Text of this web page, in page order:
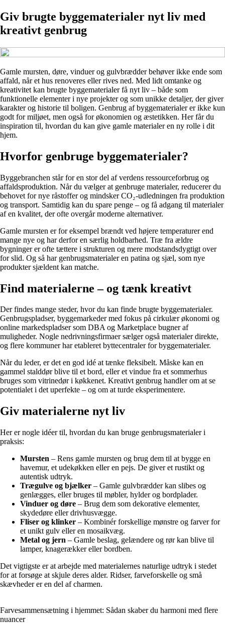
Giv brugte byggematerialer nyt liv med
kreativt genbrug
Gamle mursten, døre, vinduer og gulvbrædder behøver ikke ende som
affald, når et hus renoveres eller rives ned. Med lidt omtanke og
kreativitet kan brugte byggematerialer få nyt liv – både som
funktionelle elementer i nye projekter og som unikke detaljer, der giver
karakter og historie til boligen. Genbrug af byggematerialer er ikke kun
godt for miljøet, men også for økonomien og æstetikken. Her får du
inspiration til, hvordan du kan give gamle materialer en ny rolle i dit
hjem.
Hvorfor genbruge byggematerialer?
Byggebranchen står for en stor del af verdens ressourceforbrug og
affaldsproduktion. Når du vælger at genbruge materialer, reducerer du
behovet for nye råstoffer og mindsker CO₂-udledningen fra produktion
og transport. Samtidig kan du spare penge – og få adgang til materialer
af en kvalitet, der ofte overgår moderne alternativer.
Gamle mursten er for eksempel brændt ved højere temperaturer end
mange nye og har derfor en særlig holdbarhed. Træ fra ældre
bygninger er ofte tættere i strukturen og mere modstandsdygtigt over
for slid. Og så har genbrugsmaterialer en patina og sjæl, som nye
produkter sjældent kan matche.
Find materialerne – og tænk kreativt
Der findes mange steder, hvor du kan finde brugte byggematerialer.
Genbrugspladser, byggemarkeder med fokus på cirkulær økonomi og
online markedspladser som DBA og Marketplace bugner af
muligheder. Nogle nedrivningsfirmaer sælger også materialer direkte,
og flere kommuner har etableret byttecentraler for byggematerialer.
Når du leder, er det en god idé at tænke fleksibelt. Måske kan en
gammel stalddør blive til et bord, eller et vindue fra et sommerhus
bruges som vitrinedør i køkkenet. Kreativt genbrug handler om at se
potentialet i det uperfekte – og om at turde eksperimentere.
Giv materialerne nyt liv
Her er nogle idéer til, hvordan du kan bruge genbrugsmaterialer i
praksis:
Mursten – Rens gamle mursten og brug dem til at bygge en
havemur, et udekøkken eller en pejs. De giver et rustikt og
autentisk udtryk.
Trægulve og bjælker – Gamle gulvbrædder kan slibes og
genlægges, eller bruges til møbler, hylder og bordplader.
Vinduer og døre – Brug dem som dekorative elementer,
skydedøre eller drivhusvægge.
Fliser og klinker – Kombinér forskellige mønstre og farver for
et unikt gulv eller en mosaikvæg.
Metal og jern – Gamle beslag, gelændere og rør kan blive til
lamper, knagerækker eller bordben.
Det vigtigste er at arbejde med materialernes naturlige udtryk i stedet
for at forsøge at skjule deres alder. Ridser, farveforskelle og små
skævheder er en del af charmen.
Farvesammensætning i hjemmet: Sådan skaber du harmoni med flere
nuancer